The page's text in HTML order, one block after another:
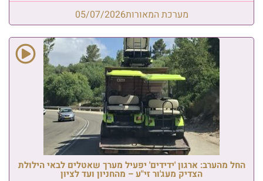
מערכת המאורות05/07/2026
החל מהערב: ארגון 'ידידים' יפעיל מערך שאטלים לבאי הילולת
הצדיק מעג'ור זי"ע – מהחניון ועד לציון